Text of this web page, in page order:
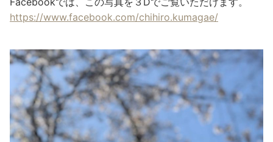
https://www.facebook.com/chihiro.kumagae/